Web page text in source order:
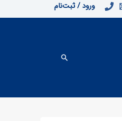
ورود / ثبت‌نام
جستجو